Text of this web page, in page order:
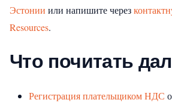
Эстонии или напишите через
Resources.
Что почитать
Регистрация плательщиком НДС